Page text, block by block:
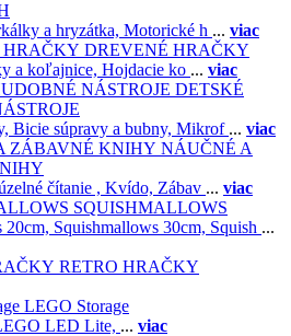
a hryzátka, Motorické h ... viac
DREVENÉ HRAČKY
a koľajnice, Hojdacie ko ... viac
DETSKÉ
Bicie súpravy a bubny, Mikrof ... viac
NÁUČNÉ A
čítanie , Kvído, Zábav ... viac
SQUISHMALLOWS
20cm, Squishmallows 30cm, Squish ...
RETRO HRAČKY
LEGO Storage
LED Lite, ... viac